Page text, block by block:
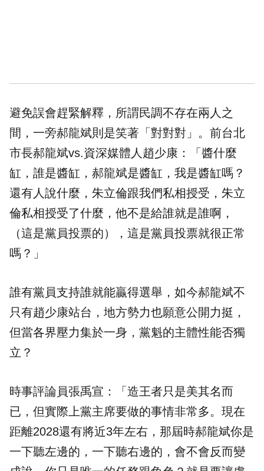
避免誤會趕緊解釋，所謂民調不存在兩人之
間，一旁郝龍斌則是笑著「對對對」。前台北
市長郝龍斌vs.資深媒體人趙少康：「醬什麼
缸，誰是醬缸，郝龍斌是醬缸，我是醬缸嗎？
還有人說什麼， 朱立倫跟我們私相授受，朱立
倫私相授受了什麼，他不是給誰就是誰啊，
（這是黨員投票的），這是黨員投票就很正常
嗎？」
誰有黨員支持誰就能贏得選舉，如今郝龍斌不
只有趙少康站台，地方勢力也願意公開力挺，
但當各界壓力集於一身，黨魁的主體性能否獨
立？
時事評論員張禹宣：「造王者只是美其名而
已，但實際上黨主席要做的事情非常多。現在
距離2028還有將近3年左右，那屆時郝龍斌你是
一下聽左邊的，一下聽右邊的，會不會反而變